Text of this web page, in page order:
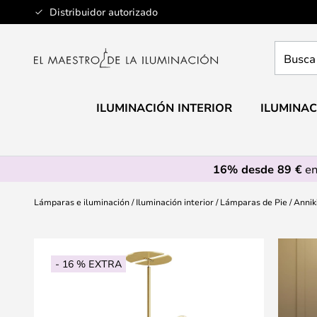
Distribuidor autorizado
Ir
al
aquí
ILUMINACIÓN INTERIOR
16% desde 89 €
Lámparas e iluminación Iluminación interior Lámparas de Pie
- 16 % EXTRA